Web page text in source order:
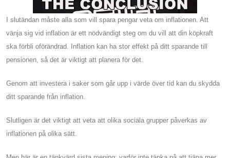
I slutändan måste alla som vill spara pengar veta om inflationen. Att
vänja sig vid inflation är ett nödvändigt steg om du vill att din köpkraft
ska förbli oförändrad. Inflation kan ha stor effekt på ditt sparande till
pensionen, så det är viktigt att planera för det.
Genom att investera i saker som går upp i värde över tid kan du skydda
ditt sparande från inflation.
Slutligen är det viktigt att veta att olika sociala grupper påverkas av
inflationen på olika sätt.